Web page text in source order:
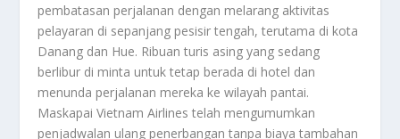
pembatasan perjalanan dengan melarang aktivitas
pelayaran di sepanjang pesisir tengah, terutama di kota
Danang dan Hue. Ribuan turis asing yang sedang
berlibur di minta untuk tetap berada di hotel dan
menunda perjalanan mereka ke wilayah pantai.
Maskapai Vietnam Airlines telah mengumumkan
penjadwalan ulang penerbangan tanpa biaya tambahan